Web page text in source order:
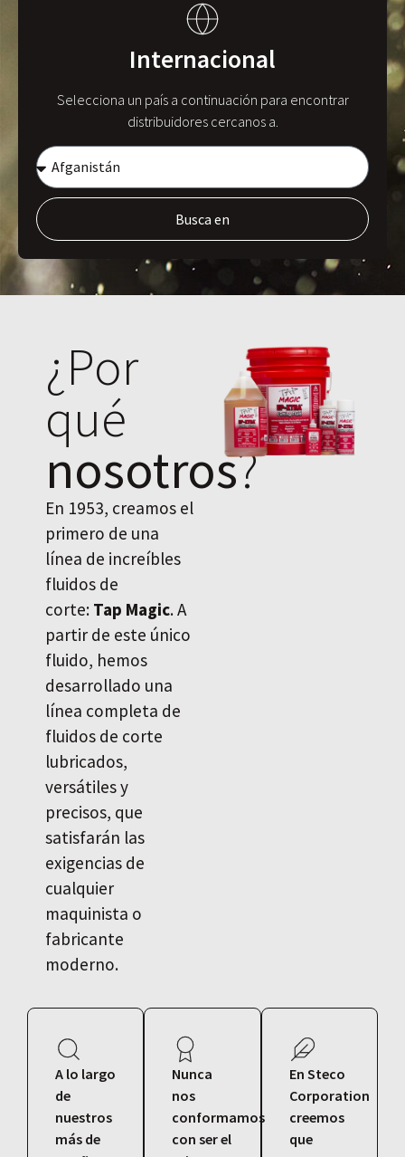
Internacional
Selecciona un país a continuación para encontrar
distribuidores cercanos a.
Busca en
¿Por
qué
nosotros?
En 1953, creamos el
primero de una
línea de increíbles
fluidos de
corte: Tap Magic. A
partir de este único
fluido, hemos
desarrollado una
línea completa de
fluidos de corte
lubricados,
versátiles y
precisos, que
satisfarán las
exigencias de
cualquier
maquinista o
fabricante
moderno.
A lo largo
de
nuestros
más de
Nunca
nos
conformamos
con ser el
En Steco
Corporation
creemos
que